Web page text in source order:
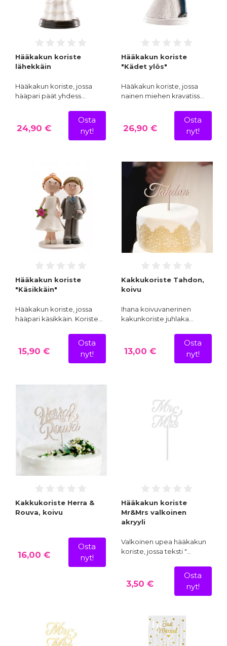
Hääkakun koriste
lähekkäin
Hääkakun koriste, jossa
hääpari päät yhdess…
24,90 €
Osta
nyt!
Hääkakun koriste
"Kädet ylös"
Hääkakun koriste, jossa
nainen miehen kravatiss…
26,90 €
Osta
nyt!
Hääkakun koriste
"Käsikkäin"
Hääkakun koriste, jossa
hääpari käsikkäin. Koriste…
15,90 €
Osta
nyt!
Kakkukoriste Tahdon,
koivu
Ihana koivuvanerinen
kakunkoriste juhlaka…
13,00 €
Osta
nyt!
Kakkukoriste Herra &
Rouva, koivu
16,00 €
Osta
nyt!
Hääkakun koriste
Mr&Mrs valkoinen
akryyli
Valkoinen upea hääkakun
koriste, jossa teksti "…
3,50 €
Osta
nyt!